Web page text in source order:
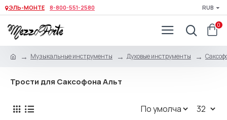
ЭЛЬ-МОНТЕ 8-800-551-2580 RUB
0
Музыкальные инструменты Духовые инструменты
Трости для Саксофона Альт